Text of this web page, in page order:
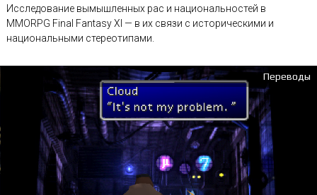
Исследование вымышленных рас и национальностей в
MMORPG Final Fantasy XI — в их связи с историческими и
национальными стереотипами.
Переводы